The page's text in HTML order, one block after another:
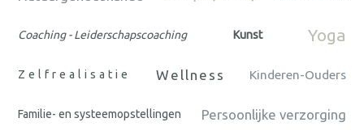
Coaching - Leiderschapscoaching Kunst Yoga
Zelfrealisatie Wellness Kinderen-Ouders
Familie- en systeemopstellingen Persoonlijke verzorging